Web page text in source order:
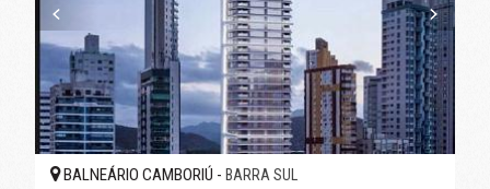
BALNEÁRIO CAMBORIÚ - BARRA SUL